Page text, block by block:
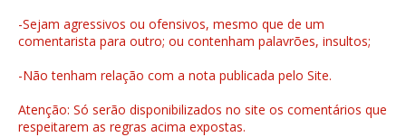
-Sejam agressivos ou ofensivos, mesmo que de um
comentarista para outro; ou contenham palavrões, insultos;
-Não tenham relação com a nota publicada pelo Site.
Atenção: Só serão disponibilizados no site os comentários que
respeitarem as regras acima expostas.